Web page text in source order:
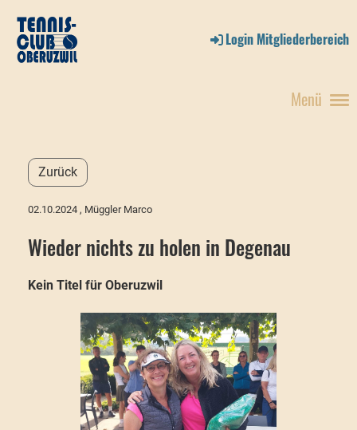
Login Mitgliederbereich
Menü
Zurück
02.10.2024 , Müggler Marco
Wieder nichts zu holen in Degenau
Kein Titel für Oberuzwil